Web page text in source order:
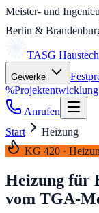
Meister- und
Berlin &
TASG
Gewerke
%Projektentwicklung
Anrufen
Start
Heizung
KG 420 ·
Heizung für
vom TGA-